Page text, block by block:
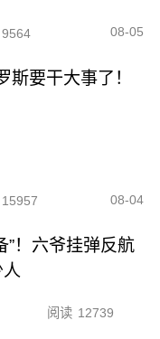
9564 08-05
斯要干大事了！
15957 08-04
”！六爷挂弹反航
阅读 12739